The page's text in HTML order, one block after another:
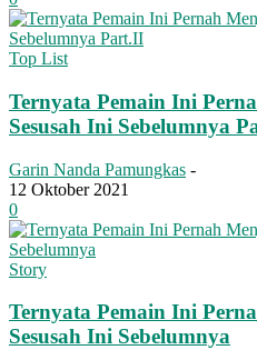
Top List
Ternyata Pemain Ini
Sesusah Ini Sebelumnya
Garin Nanda Pamungkas -
12 Oktober 2021
0
Story
Ternyata Pemain Ini
Sesusah Ini Sebelumnya